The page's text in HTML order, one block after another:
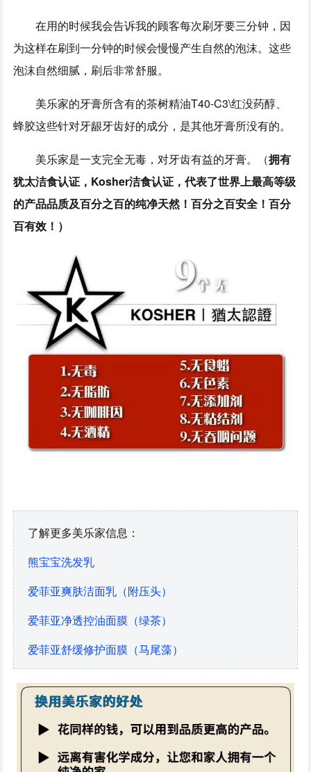
在用的时候我会告诉我的顾客每次刷牙要三分钟，因
为这样在刷到一分钟的时候会慢慢产生自然的泡沫。这些
泡沫自然细腻，刷后非常舒服。
美乐家的牙膏所含有的茶树精油T40-C3\红没药醇、
蜂胶这些针对牙龈牙齿好的成分，是其他牙膏所没有的。
美乐家是一支完全无毒，对牙齿有益的牙膏。（拥有
犹太洁食认证， Kosher洁食认证，代表了世界上最高等级
的产品品质及百分之百的纯净天然！百分之百安全！百分
百有效！）
了解更多美乐家信息：
熊宝宝洗发乳
爱菲亚爽肤洁面乳（附压头）
爱菲亚净透控油面膜（绿茶）
爱菲亚舒缓修护面膜（马尾藻）